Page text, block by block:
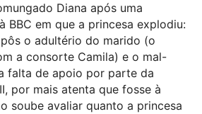
Diana após uma
BBC em que a princesa explodiu:
o adultério do marido (o
a consorte Camila) e o mal-
falta de apoio por parte da
por mais atenta que fosse à
soube avaliar quanto a princesa